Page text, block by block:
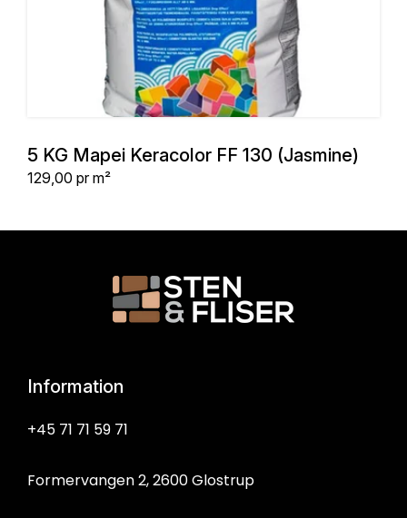
5 KG Mapei Keracolor FF 130 (Jasmine)
Stykpris
129,00 pr m²
Information
+45 71 71 59 71
Formervangen 2, 2600 Glostrup